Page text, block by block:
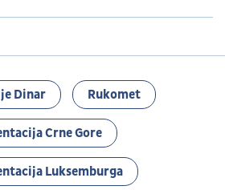
Dinar Rukomet
Crne Gore
Luksemburga